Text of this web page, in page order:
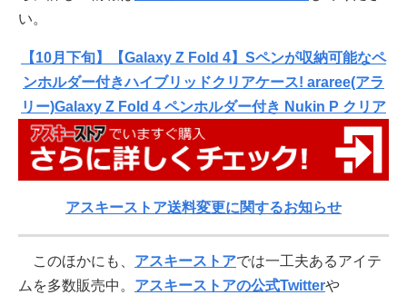
い。
【10月下旬】【Galaxy Z Fold 4】Sペンが収納可能なペ
ンホルダー付きハイブリッドクリアケース! araree(アラ
リー)Galaxy Z Fold 4 ペンホルダー付き Nukin P クリア
アスキーストア送料変更に関するお知らせ
このほかにも、 アスキーストアでは一工夫あるアイテ
ムを多数販売中。 アスキーストアの公式Twitterや